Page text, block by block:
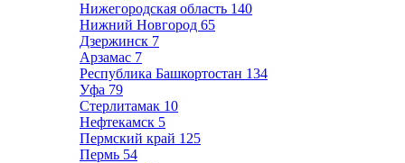
Нижегородская область 140
Нижний Новгород 65
Дзержинск 7
Арзамас 7
Республика Башкортостан 134
Уфа 79
Стерлитамак 10
Нефтекамск 5
Пермский край 125
Пермь 54